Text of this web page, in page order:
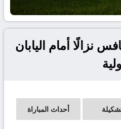
نزالًا أمام اليابان
أحداث المباراة